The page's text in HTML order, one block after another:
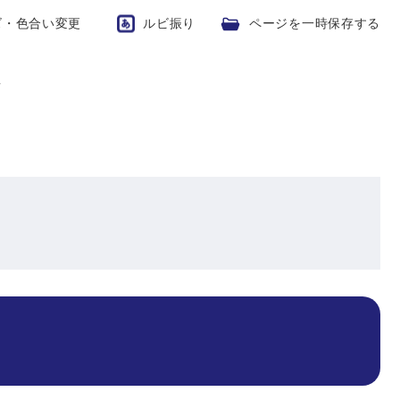
色合い変更 ルビ振り ページを一時保存する